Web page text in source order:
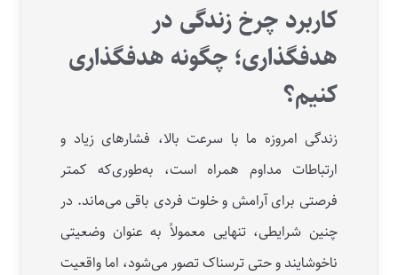
کاربرد چرخ زندگی در
هدفگذاری؛ چگونه هدفگذاری
کنیم؟
زندگی امروزه ما با سرعت بالا، فشارهای زیاد و
ارتباطات مداوم همراه است، به‌طوری‌که کمتر
فرصتی برای آرامش و خلوت فردی باقی می‌ماند. در
چنین شرایطی، تنهایی معمولاً به‌ عنوان وضعیتی
ناخوشایند و حتی ترسناک تصور می‌شود، اما واقعیت